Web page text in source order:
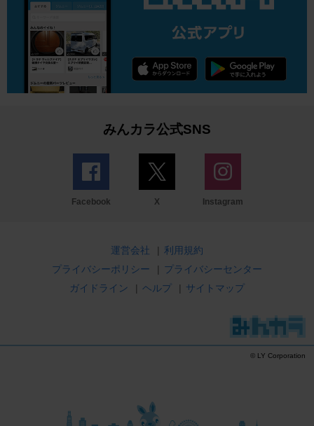
みんカラ公式SNS
Facebook X Instagram
運営会社 | 利用規約
プライバシーポリシー
| プライバシーセンター
ガイドライン
| ヘルプ | サイトマップ
© LY Corporation